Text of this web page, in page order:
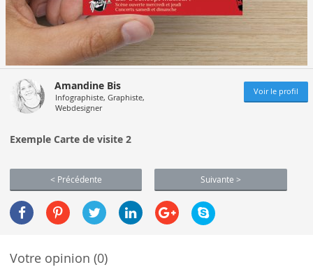
Amandine Bis
Infographiste, Graphiste,
Webdesigner
Voir le profil
Exemple Carte de visite 2
< Précédente Suivante >
Votre opinion (0)